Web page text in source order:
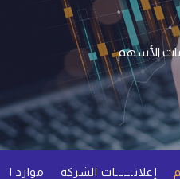
الأسهم
إعلانــــــات الشركة موارد